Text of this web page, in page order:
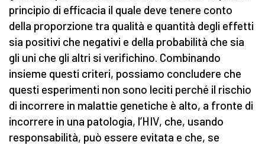
principio di efficacia il quale deve tenere conto
della proporzione tra qualità e quantità degli effetti
sia positivi che negativi e della probabilità che sia
gli uni che gli altri si verifichino. Combinando
insieme questi criteri, possiamo concludere che
questi esperimenti non sono leciti perché il rischio
di incorrere in malattie genetiche è alto, a fronte di
incorrere in una patologia, l’HIV, che, usando
responsabilità, può essere evitata e che, se